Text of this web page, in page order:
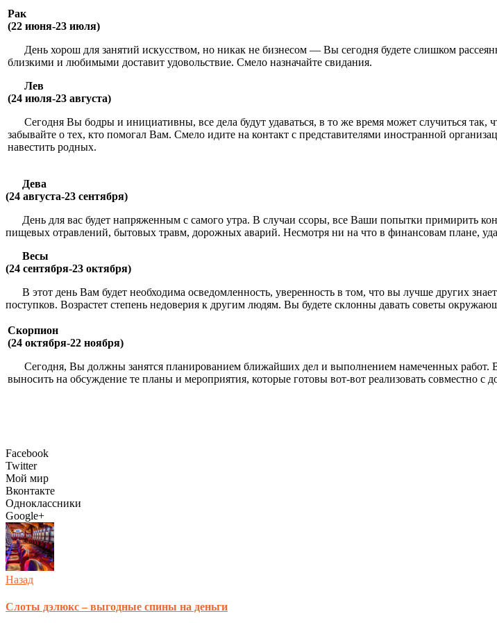
Рак
(22 июня-23 июля)
День хорош для занятий искусством, но никак не бизнесом — Вы сегодня будете слишком
близкими и любимыми доставит удовольствие. Смело назначайте свидания.
Лев
(24 июля-23 августа)
Сегодня Вы бодры и инициативны, все дела будут удаваться, в то же время может случиться так,
забывайте о тех, кто помогал Вам. Смело идите на контакт с представителями иностранной
навестить родных.
Дева
(24 августа-23 сентября)
День для вас будет напряженным с самого утра. В случаи ссоры, все Ваши попытки примирить
пищевых отравлений, бытовых травм, дорожных аварий. Несмотря ни на что в финансовам плане,
Весы
(24 сентября-23 октября)
В этот день Вам будет необходима осведомленность, уверенность в том, что вы лучше других
поступков. Возрастет степень недоверия к другим людям. Вы будете склонны давать советы
Скорпион
(24 октября-22 ноября)
Сегодня, Вы должны занятся планированием ближайших дел и выполнением намеченных работ.
выносить на обсуждение те планы и мероприятия, которые готовы вот-вот реализовать совместно с
Facebook
Twitter
Мой мир
Вконтакте
Одноклассники
Google+
Назад
Слоты дэлюкс – выгодные спины на деньги